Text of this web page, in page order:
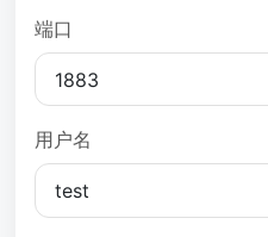
端口
用户名